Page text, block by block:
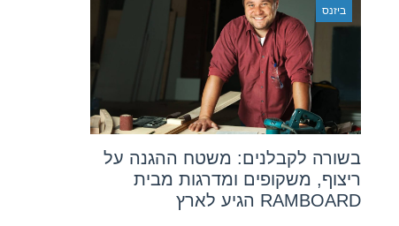
ביזנס
בשורה לקבלנים: משטח ההגנה על
ריצוף, משקופים ומדרגות מבית
RAMBOARD הגיע לארץ